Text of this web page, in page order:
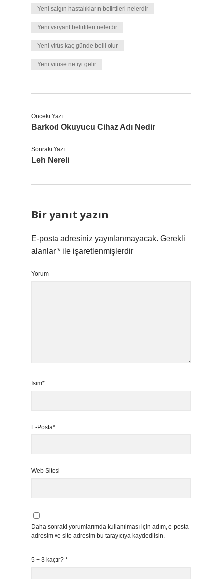
Yeni salgın hastalıkların belirtileri nelerdir
Yeni varyant belirtileri nelerdir
Yeni virüs kaç günde belli olur
Yeni virüse ne iyi gelir
Önceki Yazı
Barkod Okuyucu Cihaz Adı Nedir
Sonraki Yazı
Leh Nereli
Bir yanıt yazın
E-posta adresiniz yayınlanmayacak. Gerekli
alanlar * ile işaretlenmişlerdir
Yorum
İsim*
E-Posta*
Web Sitesi
Daha sonraki yorumlarımda kullanılması için adım, e-posta
adresim ve site adresim bu tarayıcıya kaydedilsin.
5 + 3 kaçtır? *